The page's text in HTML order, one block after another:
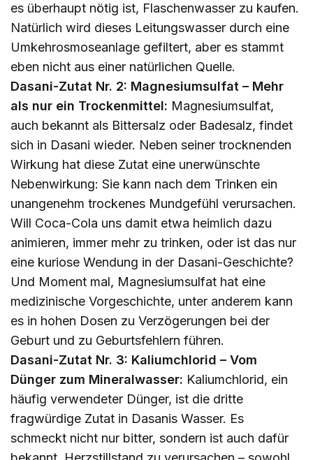
es überhaupt nötig ist, Flaschenwasser zu kaufen.
Natürlich wird dieses Leitungswasser durch eine
Umkehrosmoseanlage gefiltert, aber es stammt
eben nicht aus einer natürlichen Quelle.
Dasani-Zutat Nr. 2: Magnesiumsulfat – Mehr
als nur ein Trockenmittel: Magnesiumsulfat,
auch bekannt als Bittersalz oder Badesalz, findet
sich in Dasani wieder. Neben seiner trocknenden
Wirkung hat diese Zutat eine unerwünschte
Nebenwirkung: Sie kann nach dem Trinken ein
unangenehm trockenes Mundgefühl verursachen.
Will Coca-Cola uns damit etwa heimlich dazu
animieren, immer mehr zu trinken, oder ist das nur
eine kuriose Wendung in der Dasani-Geschichte?
Und Moment mal, Magnesiumsulfat hat eine
medizinische Vorgeschichte, unter anderem kann
es in hohen Dosen zu Verzögerungen bei der
Geburt und zu Geburtsfehlern führen.
Dasani-Zutat Nr. 3: Kaliumchlorid – Vom
Dünger zum Mineralwasser: Kaliumchlorid, ein
häufig verwendeter Dünger, ist die dritte
fragwürdige Zutat in Dasanis Wasser. Es
schmeckt nicht nur bitter, sondern ist auch dafür